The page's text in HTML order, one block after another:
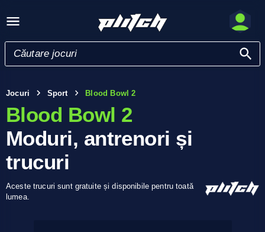
Jocuri Sport Blood Bowl 2
Blood Bowl 2
Moduri, antrenori și
trucuri
Aceste trucuri sunt gratuite și disponibile pentru toată
lumea.